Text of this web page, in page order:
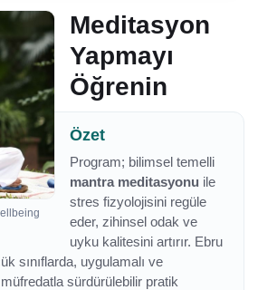
Meditasyon
Yapmayı
Öğrenin
Özet
Program; bilimsel temelli
mantra meditasyonu ile
stres fizyolojisini regüle
eder, zihinsel odak ve
uyku kalitesini artırır. Ebru
sınıflarda, uygulamalı ve
sürdürülebilir pratik